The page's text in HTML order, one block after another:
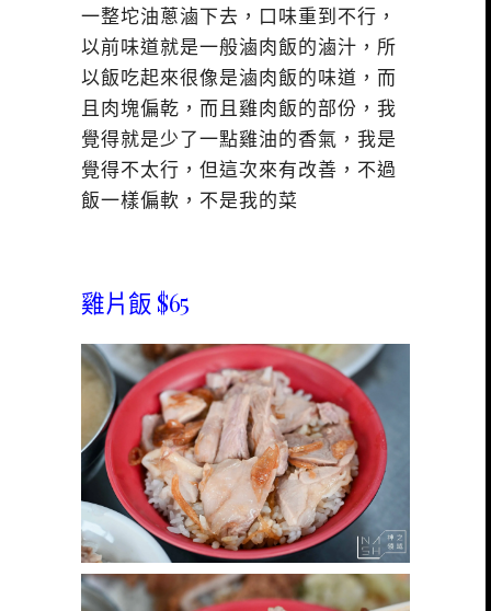
一整坨油蔥滷下去，口味重到不行，
以前味道就是一般滷肉飯的滷汁，所
以飯吃起來很像是滷肉飯的味道，而
且肉塊偏乾，而且雞肉飯的部份，我
覺得就是少了一點雞油的香氣，我是
覺得不太行，但這次來有改善，不過
飯一樣偏軟，不是我的菜
雞片飯 $65